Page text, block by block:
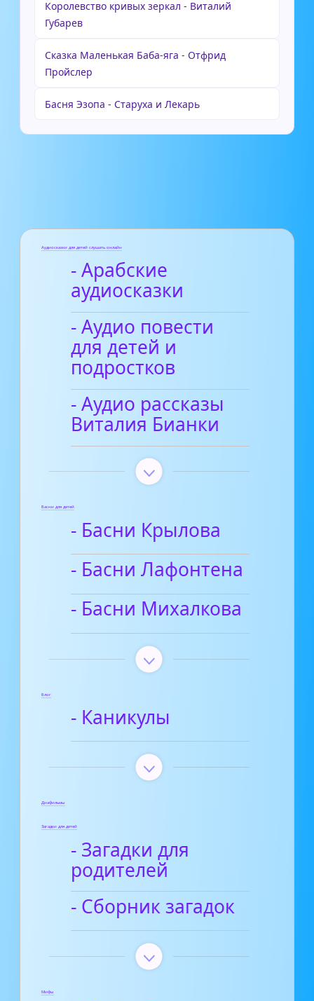
Королевство кривых зеркал - Виталий
Губарев
Сказка Маленькая Баба-яга - Отфрид
Пройслер
Басня Эзопа - Старуха и Лекарь
Аудиосказки для детей слушать онлайн
- Арабские
аудиосказки
- Аудио повести
для детей и
подростков
- Аудио рассказы
Виталия Бианки
Басни для детей
- Басни Крылова
- Басни Лафонтена
- Басни Михалкова
Блог
- Каникулы
Диафильмы
Загадки для детей
- Загадки для
родителей
- Сборник загадок
Мифы